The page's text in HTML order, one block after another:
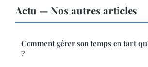
Actu — Nos autres articles
Comment gérer son temps en tant
?